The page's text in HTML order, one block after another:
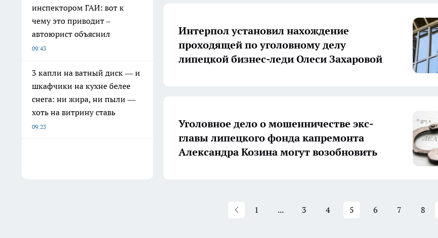
инспектором ГАИ: вот к
чему это приводит –
автоюрист объяснил
09:43
3 капли на ватный диск — и
шкафчики на кухне белее
снега: ни жира, ни пыли —
хоть на витрину ставь
09:23
Интерпол установил нахождение
проходящей по уголовному делу
липецкой бизнес-леди Олеси Захаровой
Уголовное дело о мошенничестве экс-
главы липецкого фонда капремонта
Александра Козина могут возобновить
1 ... 3 4 5 6 7 8